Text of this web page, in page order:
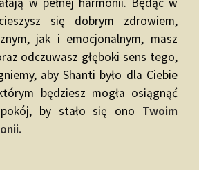
się dobrym zdrowiem,
jak i emocjonalnym, masz
odczuwasz głęboki sens tego,
aby Shanti było dla Ciebie
będziesz mogła osiągnąć
by stało się ono Twoim